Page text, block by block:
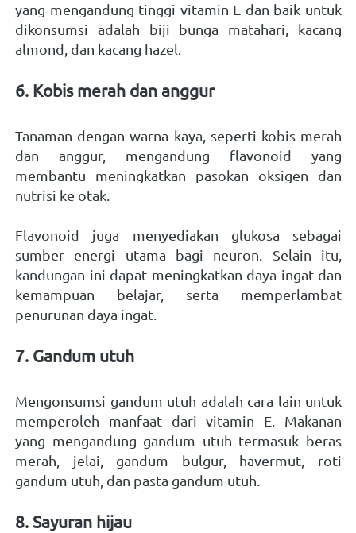
yang mengandung tinggi vitamin E dan baik untuk
dikonsumsi adalah biji bunga matahari, kacang
almond, dan kacang hazel.
6. Kobis merah dan anggur
Tanaman dengan warna kaya, seperti kobis merah
dan anggur, mengandung flavonoid yang
membantu meningkatkan pasokan oksigen dan
nutrisi ke otak.
Flavonoid juga menyediakan glukosa sebagai
sumber energi utama bagi neuron. Selain itu,
kandungan ini dapat meningkatkan daya ingat dan
kemampuan belajar, serta memperlambat
penurunan daya ingat.
7. Gandum utuh
Mengonsumsi gandum utuh adalah cara lain untuk
memperoleh manfaat dari vitamin E. Makanan
yang mengandung gandum utuh termasuk beras
merah, jelai, gandum bulgur, havermut, roti
gandum utuh, dan pasta gandum utuh.
8. Sayuran hijau